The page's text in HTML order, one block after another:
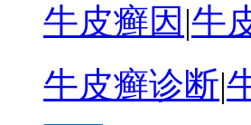
牛皮癣因 |牛
牛皮癣诊断|